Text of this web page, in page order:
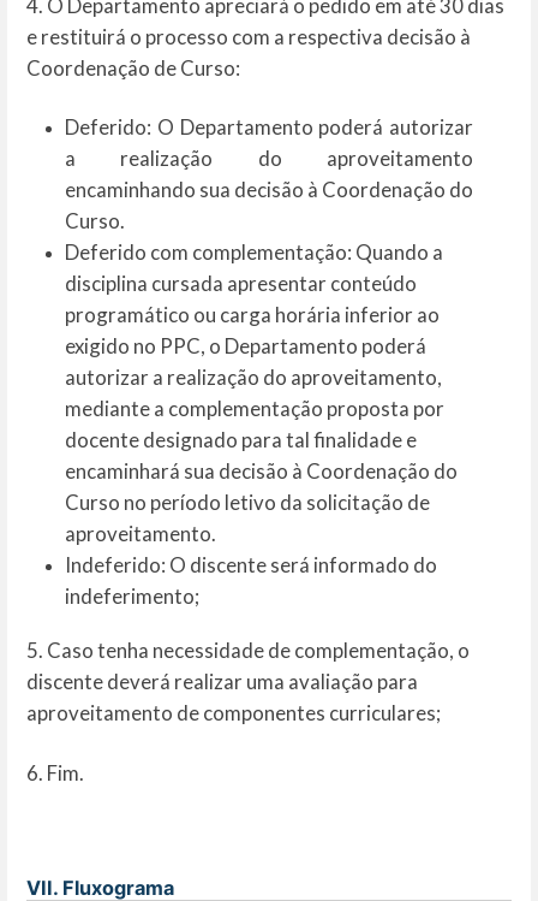
4. O Departamento apreciará o pedido em até 30 dias
e restituirá o processo com a respectiva decisão à
Coordenação de Curso:
Deferido: O Departamento poderá autorizar
a realização do aproveitamento
encaminhando sua decisão à Coordenação do
Curso.
Deferido com complementação: Quando a
disciplina cursada apresentar conteúdo
programático ou carga horária inferior ao
exigido no PPC, o Departamento poderá
autorizar a realização do aproveitamento,
mediante a complementação proposta por
docente designado para tal finalidade e
encaminhará sua decisão à Coordenação do
Curso no período letivo da solicitação de
aproveitamento.
Indeferido: O discente será informado do
indeferimento;
5. Caso tenha necessidade de complementação, o
discente deverá realizar uma avaliação para
aproveitamento de componentes curriculares;
6. Fim.
VII. Fluxograma